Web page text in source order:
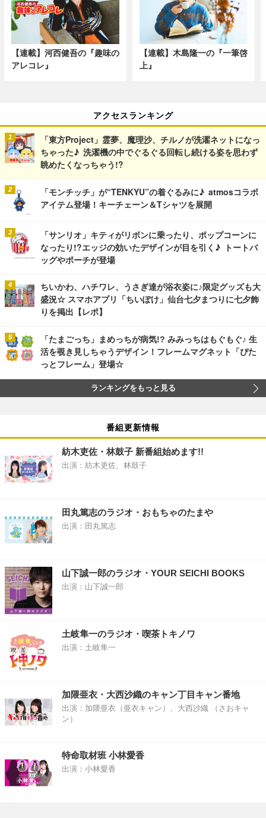
【連載】河西健吾の『趣味の
アレコレ』
【連載】木島隆一の『一筆啓
上』
アクセスランキング
「東方Project」霊夢、魔理沙、チルノが洗濯ネットになっ
ちゃった♪ 洗濯機の中でぐるぐる回転し続ける姿を思わず
眺めたくなっちゃう!?
「モンチッチ」が“TENKYU”の着ぐるみに♪ atmosコラボ
アイテム登場！キーチェーン＆Tシャツを展開
「サンリオ」キティがリボンに乗ったり、ポップコーンに
なったり!?エッジの効いたデザインが目を引く♪ トートバ
ッグやポーチが登場
ちいかわ、ハチワレ、うさぎ達が浴衣姿に♪限定グッズも大
盛況☆ スマホアプリ「ちいぽけ」仙台七夕まつりに七夕飾
りを掲出【レポ】
「たまごっち」まめっちが病気!? みみっちはもぐもぐ♪ 生
活を覗き見しちゃうデザイン！フレームマグネット「ぴた
っとフレーム」登場☆
ランキングをもっと見る
番組更新情報
紡木吏佐・林鼓子 新番組始めます!!
出演：紡木吏佐、林鼓子
田丸篤志のラジオ・おもちゃのたまや
出演：田丸篤志
山下誠一郎のラジオ・YOUR SEICHI BOOKS
出演：山下誠一郎
土岐隼一のラジオ・喫茶トキノワ
出演：土岐隼一
加隈亜衣・大西沙織のキャン丁目キャン番地
出演：加隈亜衣（亜衣キャン）、大西沙織 （さおキャ
ン）
特命取材班 小林愛香
出演：小林愛香